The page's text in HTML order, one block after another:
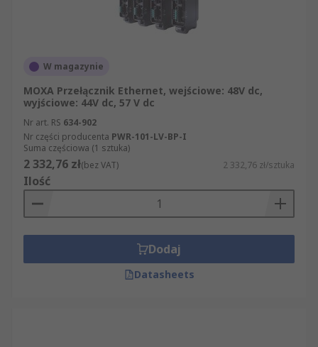
W magazynie
MOXA Przełącznik Ethernet, wejściowe: 48V dc,
wyjściowe: 44V dc, 57 V dc
Nr art. RS 634-902
Nr części producenta PWR-101-LV-BP-I
Suma częściowa (1 sztuka)
2 332,76 zł(bez VAT) 2 332,76 zł/sztuka
Ilość
Dodaj
Datasheets